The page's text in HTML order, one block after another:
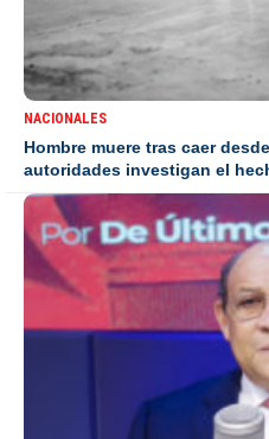
NACIONALES
Hombre muere tras caer
autoridades investigan el